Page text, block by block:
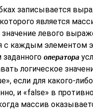
записывается
является
левого
с каждым элементом
оператора
логическое
», если для какого-
и «false» в
массив